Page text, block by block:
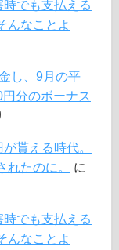
でも支払える
んなことよ
し、9月の平
分のボーナス
貰える時代。
たのに。
に
でも支払える
んなことよ